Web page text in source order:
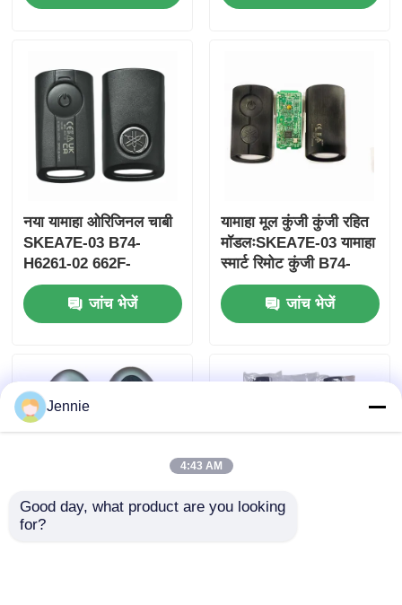
केवल थोक MOQ 50 पीसी
नया यामाहा ओरिजिनल चाबी
SKEA7E-03 B74-
H6261-02 662F-
SKEA7D03
जांच भेजें
यामाहा मूल कुंजी कुंजी रहित
मॉडलःSKEA7E-03 यामाहा
स्मार्ट रिमोट कुंजी B74-
H6261-02/662F-
SKEA7D03 के लिए
जांच भेजें
Jennie
4:43 AM
Good day, what product are you looking
for?